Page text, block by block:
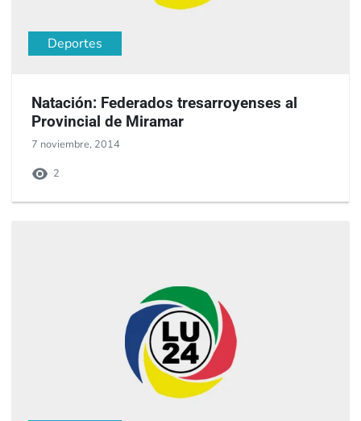
Deportes
Natación: Federados tresarroyenses al
Provincial de Miramar
7 noviembre, 2014
2